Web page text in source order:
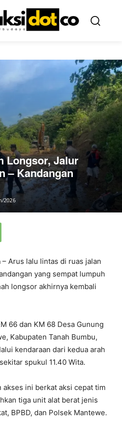
Longsor, Jalur
– Kandangan
2026
– Arus lalu lintas di ruas jalan
yang sempat lumpuh
longsor akhirnya kembali
66 dan KM 68 Desa Gunung
Kabupaten Tanah Bumbu,
kendaraan dari kedua arah
spukul 11.40 Wita.
akses ini berkat aksi cepat tim
tiga unit alat berat jenis
BPBD, dan Polsek Mantewe.